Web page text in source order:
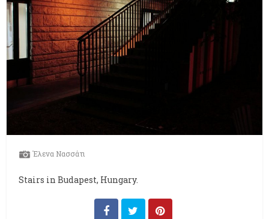
Έλενα Νασσάτι
Stairs in Budapest, Hungary.